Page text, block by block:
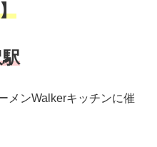
メンWalkerキッチンに催